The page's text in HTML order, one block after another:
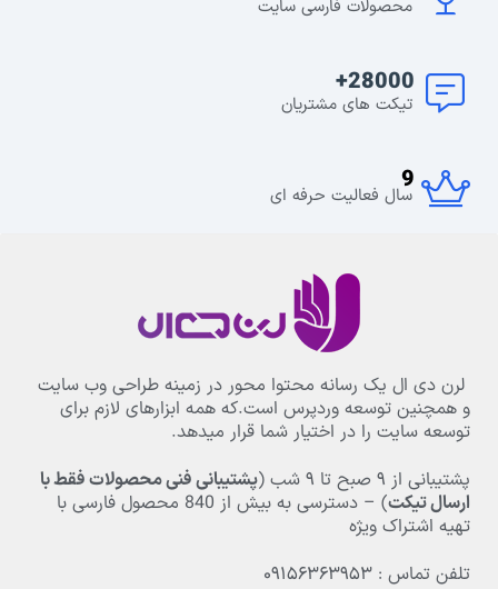
محصولات فارسی سایت
28000+
تیکت های مشتریان
9
سال فعالیت حرفه ای
لرن دی ال یک رسانه محتوا محور در زمینه طراحی وب سایت
و همچنین توسعه وردپرس است.که همه ابزارهای لازم برای
توسعه سایت را در اختیار شما قرار میدهد.
پشتیبانی از ۹ صبح تا ۹ شب (پشتیبانی فنی محصولات فقط با
ارسال تیکت) – دسترسی به بیش از 840 محصول فارسی با
تهیه اشتراک ویژه
تلفن تماس : ۰۹۱۵۶۳۶۳۹۵۳